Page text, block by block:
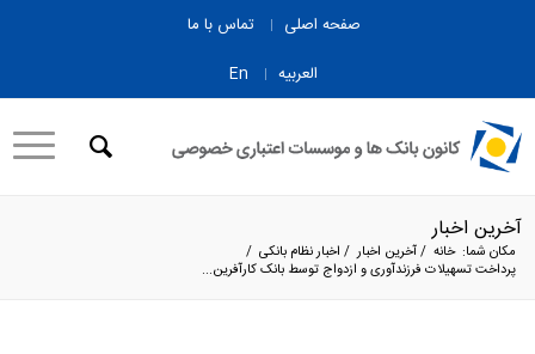
صفحه اصلی
تماس با ما
العربیه
En
آخرین اخبار
مکان شما: خانه /آخرین اخبار / اخبار نظام بانکی /
پرداخت تسهیلات فرزندآوری و ازدواج توسط بانک کارآفرین...